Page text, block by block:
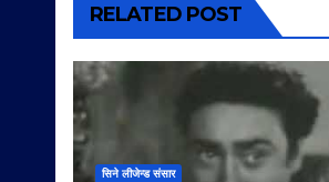
RELATED POST
सिने लीजेन्ड संसार